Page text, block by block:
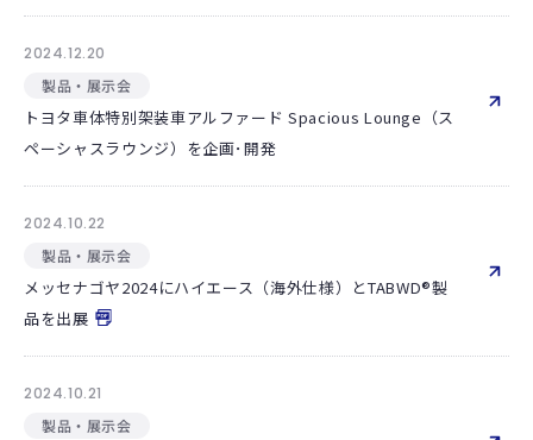
2024.12.20
製品・展示会
トヨタ車体特別架装車アルファード Spacious Lounge（ス
ペーシャスラウンジ）を企画･開発
2024.10.22
製品・展示会
メッセナゴヤ2024にハイエース（海外仕様）とTABWD®製
品を出展
2024.10.21
製品・展示会